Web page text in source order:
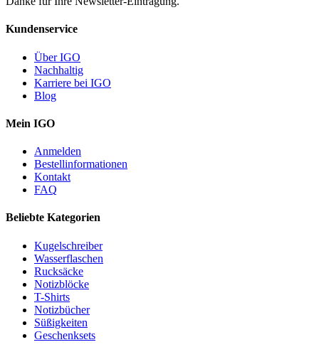
Kundenservice
Über IGO
Nachhaltig
Karriere bei IGO
Blog
Mein IGO
Anmelden
Bestellinformationen
Kontakt
FAQ
Beliebte Kategorien
Kugelschreiber
Wasserflaschen
Rucksäcke
Notizblöcke
T-Shirts
Notizbücher
Süßigkeiten
Geschenksets